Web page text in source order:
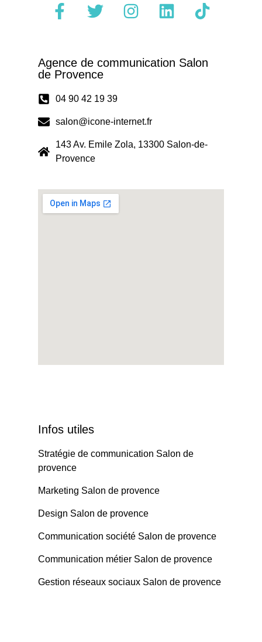
Agence de communication Salon
de Provence
04 90 42 19 39
salon@icone-internet.fr
143 Av. Emile Zola, 13300 Salon-de-
Provence
Infos utiles
Stratégie de communication Salon de
provence
Marketing Salon de provence
Design Salon de provence
Communication société Salon de provence
Communication métier Salon de provence
Gestion réseaux sociaux Salon de provence